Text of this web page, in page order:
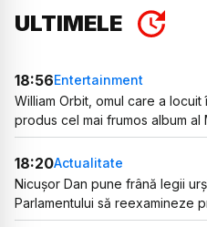
ULTIMELE
18:56Entertainment
William Orbit, omul care a
produs cel mai frumos album al
18:20Actualitate
Nicușor Dan pune frână legii
Parlamentului să reexamineze